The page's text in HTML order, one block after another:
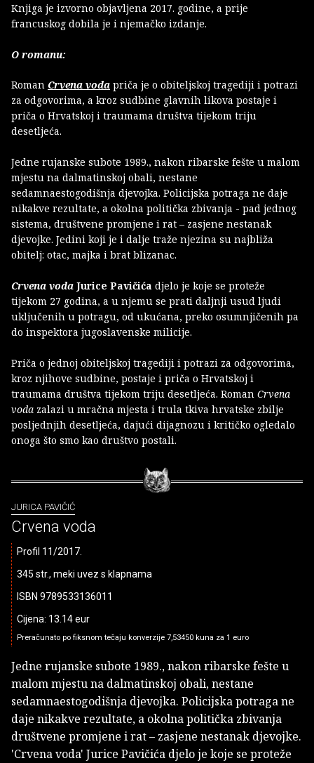
Knjiga je izvorno objavljena 2017. godine, a prije
francuskog dobila je i njemačko izdanje.
O romanu:
Roman Crvena voda priča je o obiteljskoj tragediji i potrazi
za odgovorima, a kroz sudbine glavnih likova postaje i
priča o Hrvatskoj i traumama društva tijekom triju
desetljeća.
Jedne rujanske subote 1989., nakon ribarske fešte u malom
mjestu na dalmatinskoj obali, nestane
sedamnaestogodišnja djevojka. Policijska potraga ne daje
nikakve rezultate, a okolna politička zbivanja - pad jednog
sistema, društvene promjene i rat – zasjene nestanak
djevojke. Jedini koji je i dalje traže njezina su najbliža
obitelj: otac, majka i brat blizanac.
Crvena voda Jurice Pavičića djelo je koje se proteže
tijekom 27 godina, a u njemu se prati daljnji usud ljudi
uključenih u potragu, od ukućana, preko osumnjičenih pa
do inspektora jugoslavenske milicije.
Priča o jednoj obiteljskoj tragediji i potrazi za odgovorima,
kroz njihove sudbine, postaje i priča o Hrvatskoj i
traumama društva tijekom triju desetljeća. Roman Crvena
voda zalazi u mračna mjesta i trula tkiva hrvatske zbilje
posljednjih desetljeća, dajući dijagnozu i kritičko ogledalo
onoga što smo kao društvo postali.
JURICA PAVIČIĆ
Crvena voda
Profil 11/2017.
345 str., meki uvez s klapnama
ISBN 9789533136011
Cijena: 13.14 eur
Preračunato po fiksnom tečaju konverzije 7,53450 kuna za 1 euro
Jedne rujanske subote 1989., nakon ribarske fešte u
malom mjestu na dalmatinskoj obali, nestane
sedamnaestogodišnja djevojka. Policijska potraga ne
daje nikakve rezultate, a okolna politička zbivanja
društvene promjene i rat – zasjene nestanak djevojke.
'Crvena voda' Jurice Pavičića djelo je koje se proteže